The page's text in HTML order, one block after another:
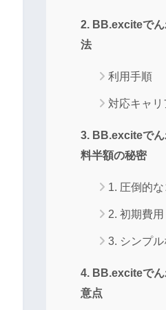
2. BB.exciteで
法
利用手順
対応キャリ
3. BB.exciteで
料半額の秘密
1. 圧倒的
2. 初期費
3. シンプ
4. BB.exciteで
意点